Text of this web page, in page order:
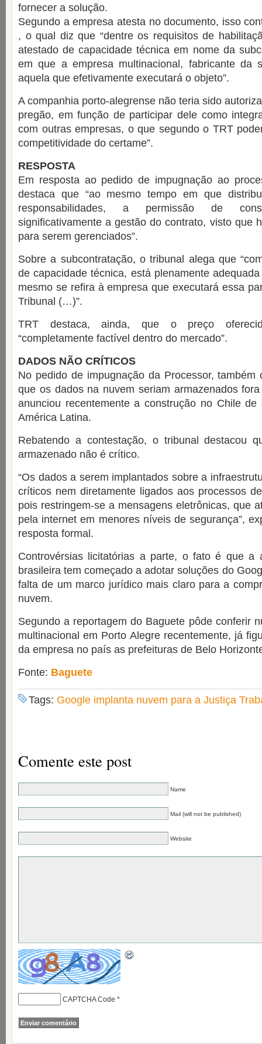
fornecer a solução.
Segundo a empresa atesta no documento, isso
, o qual diz que “dentre os requisitos de
atestado de capacidade técnica em nome da
em que a empresa multinacional, fabricante da
aquela que efetivamente executará o objeto”.
A companhia porto-alegrense não teria sido
pregão, em função de participar dele como
com outras empresas, o que segundo o TRT
competitividade do certame”.
RESPOSTA
Em resposta ao pedido de impugnação ao
destaca que “ao mesmo tempo em que
responsabilidades, a permissão de
significativamente a gestão do contrato, visto que
para serem gerenciados”.
Sobre a subcontratação, o tribunal alega que
de capacidade técnica, está plenamente
mesmo se refira à empresa que executará essa
Tribunal (…)”.
TRT destaca, ainda, que o preço
“completamente factível dentro do mercado”.
DADOS NÃO CRÍTICOS
No pedido de impugnação da Processor, também
que os dados na nuvem seriam armazenados
anunciou recentemente a construção no Chile de
América Latina.
Rebatendo a contestação, o tribunal destacou
armazenado não é crítico.
“Os dados a serem implantados sobre a
críticos nem diretamente ligados aos processos
pois restringem-se a mensagens eletrônicas, que
pela internet em menores níveis de segurança”,
resposta formal.
Controvérsias licitatórias a parte, o fato é que a
brasileira tem começado a adotar soluções do
falta de um marco jurídico mais claro para a
nuvem.
Segundo a reportagem do Baguete pôde conferir
multinacional em Porto Alegre recentemente, já
da empresa no país as prefeituras de Belo
Fonte: Baguete
Tags: Google implanta nuvem para a Justiça
Comente este post
Name
Mail (will not be published)
Website
CAPTCHA Code *